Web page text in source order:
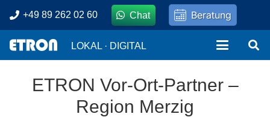
+49 89 262 02 60 Chat Beratung
LOKAL · DIGITAL
ETRON Vor-Ort-Partner –
Region Merzig